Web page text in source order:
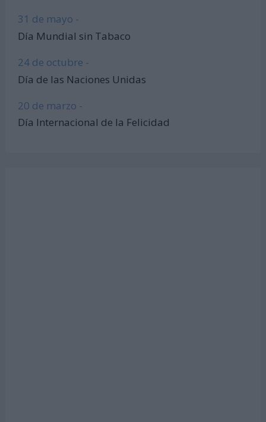
31 de mayo -
Día Mundial sin Tabaco
24 de octubre -
Día de las Naciones Unidas
20 de marzo -
Día Internacional de la Felicidad